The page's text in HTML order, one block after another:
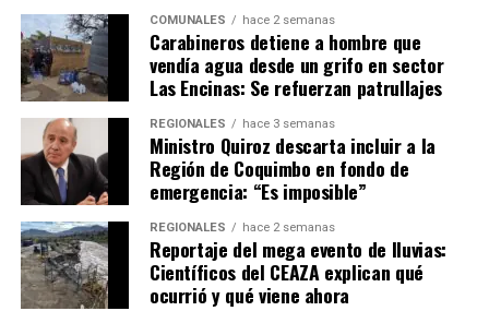
COMUNALES hace 2 semanas
Carabineros detiene a hombre que
vendía agua desde un grifo en sector
Las Encinas: Se refuerzan patrullajes
REGIONALES hace 3 semanas
Ministro Quiroz descarta incluir a la
Región de Coquimbo en fondo de
emergencia: “Es imposible”
REGIONALES hace 2 semanas
Reportaje del mega evento de lluvias:
Científicos del CEAZA explican qué
ocurrió y qué viene ahora